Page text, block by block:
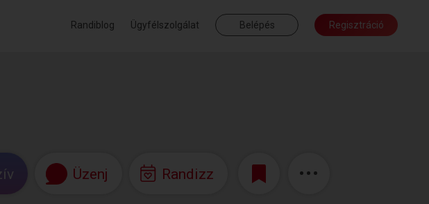
Randiblog Ügyfélszolgálat Belépés Regisztráció
Üzenj Randizz